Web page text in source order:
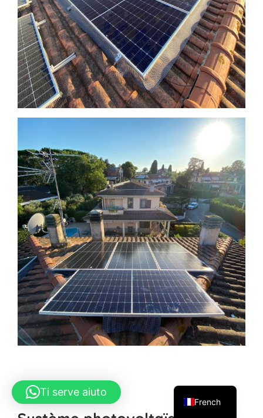
Le travail effectué
Ti serve aiuto
French